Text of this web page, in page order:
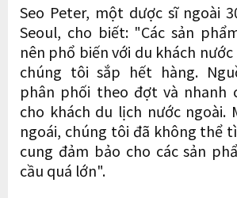
Seo Peter, một dược sĩ ngoài
Seoul, cho biết: "Các sản
nên phổ biến với du khách
chúng tôi sắp hết hàng.
phân phối theo đợt và nhanh
cho khách du lịch nước ngoài.
ngoái, chúng tôi đã không thể
cung đảm bảo cho các sản
cầu quá lớn".